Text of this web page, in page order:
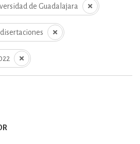
de Guadalajara